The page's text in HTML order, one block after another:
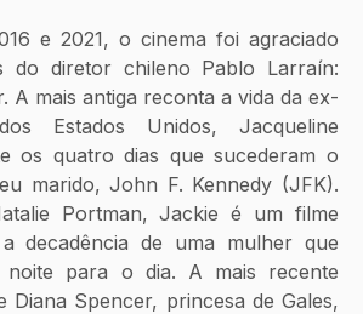
do diretor chileno Pablo Larraín:
A mais antiga reconta a vida da ex-
Estados Unidos, Jacqueline
os quatro dias que sucederam o
marido, John F. Kennedy (JFK).
Portman, Jackie é um filme
decadência de uma mulher que
noite para o dia. A mais recente
Diana Spencer, princesa de Gales,